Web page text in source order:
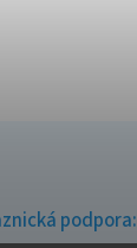
podpora: